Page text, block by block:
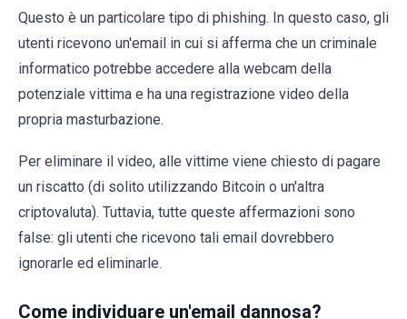
Questo è un particolare tipo di phishing. In questo caso, gli
utenti ricevono un'email in cui si afferma che un criminale
informatico potrebbe accedere alla webcam della
potenziale vittima e ha una registrazione video della
propria masturbazione.
Per eliminare il video, alle vittime viene chiesto di pagare
un riscatto (di solito utilizzando Bitcoin o un'altra
criptovaluta). Tuttavia, tutte queste affermazioni sono
false: gli utenti che ricevono tali email dovrebbero
ignorarle ed eliminarle.
Come individuare un'email dannosa?